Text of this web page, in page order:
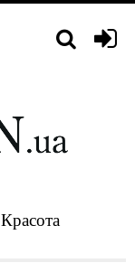
Красота